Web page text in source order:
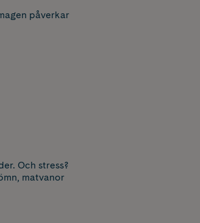
påverkar
Och stress?
matvanor